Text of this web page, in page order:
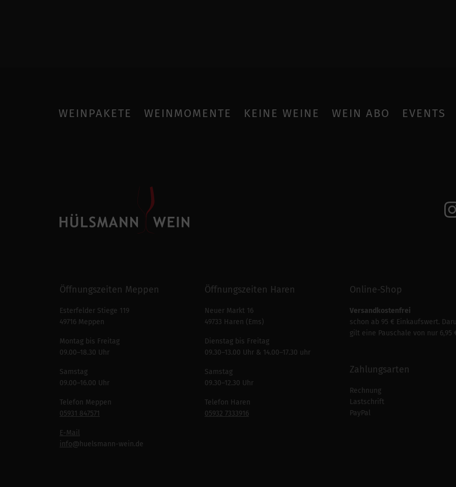
WEINPAKETE WEINMOMENTE KEINE WEINE WEIN ABO EVENTS
Öffnungszeiten Meppen
Esterfelder Stiege 119
49716 Meppen
Montag bis Freitag
09.00–18.30 Uhr
Samstag
09.00–16.00 Uhr
Telefon Meppen
05931 847571
E-Mail
info@huelsmann-wein.de
Öffnungszeiten Haren
Neuer Markt 16
49733 Haren (Ems)
Dienstag bis Freitag
09.30–13.00 Uhr & 14.00–17.30 uhr
Samstag
09.30–12.30 Uhr
Telefon Haren
05932 7333916
Online-Shop
Versandkostenfrei
schon ab 95 € Einkaufswert.
gilt eine Pauschale von nur 6,95
Zahlungsarten
Rechnung
Lastschrift
PayPal